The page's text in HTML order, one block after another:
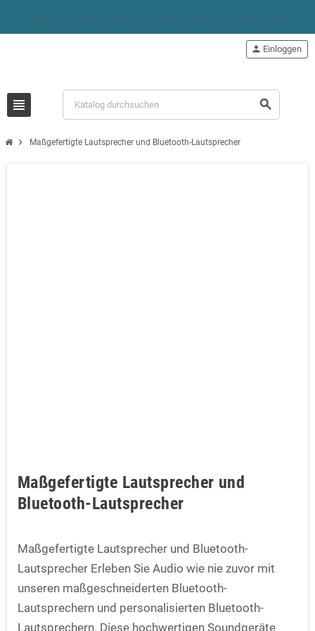
view_headline search
person Einloggen
chevron_right Maßgefertigte Lautsprecher und Bluetooth-Lautsprecher
Maßgefertigte Lautsprecher und
Bluetooth-Lautsprecher
Maßgefertigte Lautsprecher und Bluetooth-
Lautsprecher Erleben Sie Audio wie nie zuvor mit
unseren maßgeschneiderten Bluetooth-
Lautsprechern und personalisierten Bluetooth-
Lautsprechern. Diese hochwertigen Soundgeräte